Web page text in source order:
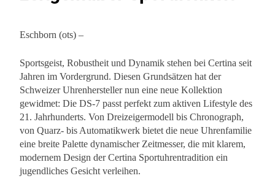
Eschborn (ots) –
Sportsgeist, Robustheit und Dynamik stehen bei Certina seit
Jahren im Vordergrund. Diesen Grundsätzen hat der
Schweizer Uhrenhersteller nun eine neue Kollektion
gewidmet: Die DS-7 passt perfekt zum aktiven Lifestyle des
21. Jahrhunderts. Von Dreizeigermodell bis Chronograph,
von Quarz- bis Automatikwerk bietet die neue Uhrenfamilie
eine breite Palette dynamischer Zeitmesser, die mit klarem,
modernem Design der Certina Sportuhrentradition ein
jugendliches Gesicht verleihen.